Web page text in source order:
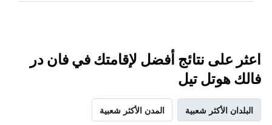
اعثر على نتائج أفضل لإقامتك في فان در
فالك هوتل تيل
البلدان الأكثر شعبية المدن الأكثر شعبية